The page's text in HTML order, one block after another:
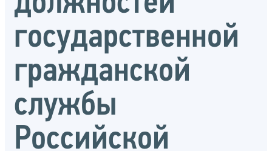
государственной
гражданской
службы
Российской